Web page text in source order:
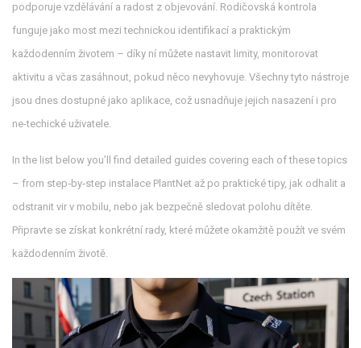
podporuje vzdělávání a radost z objevování. Rodičovská kontrola
funguje jako most mezi technickou identifikací a praktickým
každodenním životem – díky ní můžete nastavit limity, monitorovat
aktivitu a včas zasáhnout, pokud něco nevyhovuje. Všechny tyto nástroje
jsou dnes dostupné jako aplikace, což usnadňuje jejich nasazení i pro
ne-techické uživatele.
In the list below you’ll find detailed guides covering each of these topics
– from step‑by‑step instalace PlantNet až po praktické tipy, jak odhalit a
odstranit vir v mobilu, nebo jak bezpečně sledovat polohu dítěte.
Připravte se získat konkrétní rady, které můžete okamžitě použít ve svém
každodenním životě.